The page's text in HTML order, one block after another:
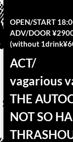
OPEN/START
ADV/DOOR
(without
ACT/
vagarious
THE
NOT SO